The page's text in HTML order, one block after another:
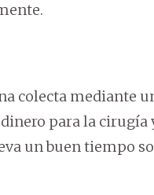
colecta mediante
para la cirugía
un buen tiempo